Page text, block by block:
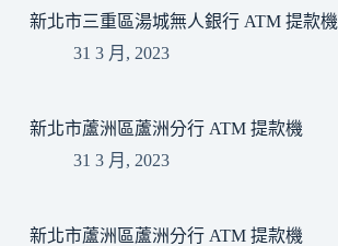
新北市三重區湯城無人銀行 ATM 提款機
31 3 月, 2023
新北市蘆洲區蘆洲分行 ATM 提款機
31 3 月, 2023
新北市蘆洲區蘆洲分行 ATM 提款機